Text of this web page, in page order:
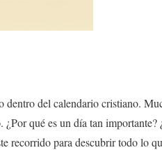
del calendario cristiano.
qué es un día tan importante?
recorrido para descubrir todo lo